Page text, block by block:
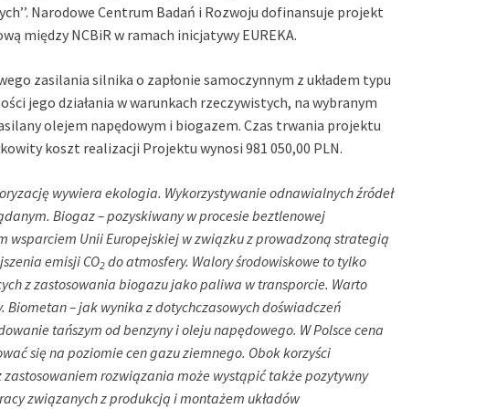
Narodowe Centrum Badań i Rozwoju dofinansuje projekt
między NCBiR w ramach inicjatywy EUREKA.
zasilania silnika o zapłonie samoczynnym z układem typu
jego działania w warunkach rzeczywistych, na wybranym
olejem napędowym i biogazem. Czas trwania projektu
koszt realizacji Projektu wynosi 981 050,00 PLN.
wywiera ekologia. Wykorzystywanie odnawialnych źródeł
Biogaz – pozyskiwany w procesie beztlenowej
wsparciem Unii Europejskiej w związku z prowadzoną strategią
emisji CO2 do atmosfery. Walory środowiskowe to tylko
z zastosowania biogazu jako paliwa w transporcie. Warto
– jak wynika z dotychczasowych doświadczeń
tańszym od benzyny i oleju napędowego. W Polsce cena
się na poziomie cen gazu ziemnego. Obok korzyści
rozwiązania może wystąpić także pozytywny
związanych z produkcją i montażem układów